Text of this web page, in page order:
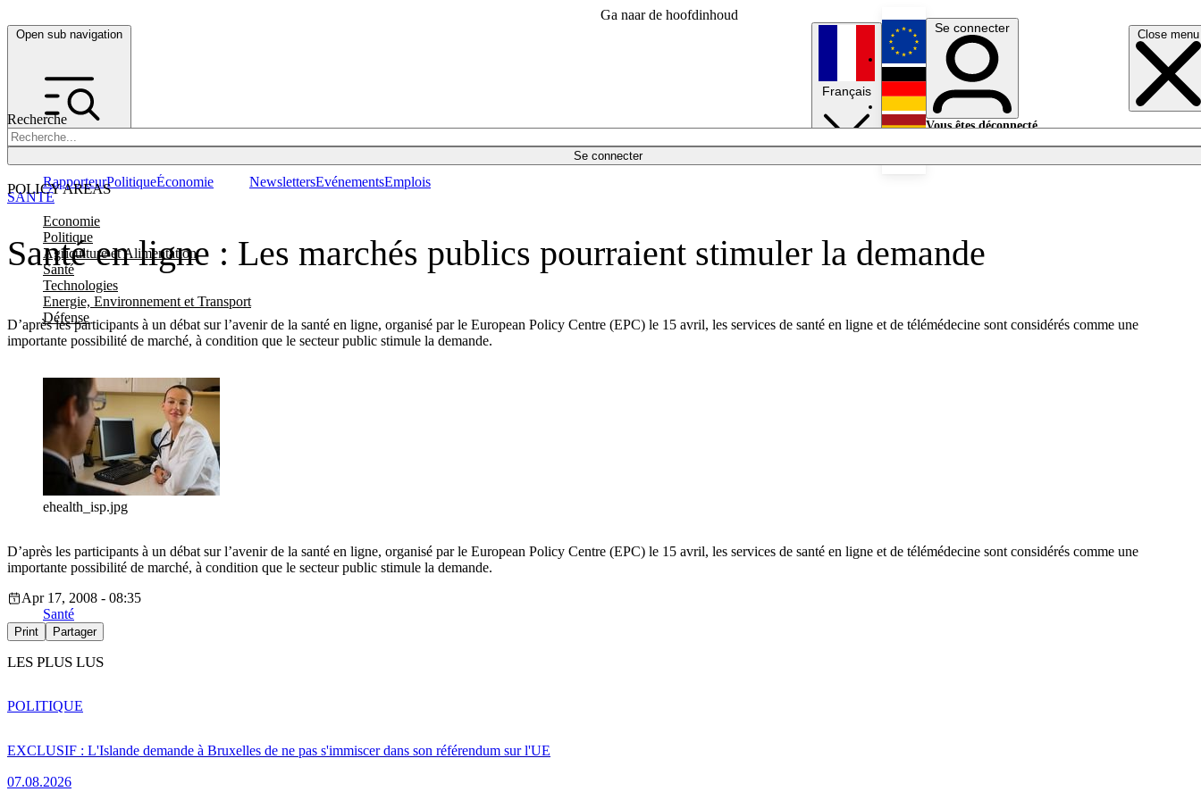
Ga naar de hoofdinhoud
Open sub navigation Close menu
Recherche
Se connecter
POLICY AREAS
Economie
Politique
Agriculture et Alimentation
Santé
Technologies
Energie, Environnement et Transport
Défense
RapporteurPolitiqueÉconomie NewslettersEvénementsEmplois
Français
English
Deutsch
Se connecter
Vous êtes déconnecté.
Santé en ligne : Les marchés publics pourraient stimuler la demande
D’après les participants à un débat sur l’avenir de la santé en ligne, organisé par le European Policy Centre (EPC) le 15 avril, les services de santé en ligne et de télémédecine sont considérés comme une
importante possibilité de marché, à condition que le secteur public stimule la demande.
SANTÉ
ehealth_isp.jpg
D’après les participants à un débat sur l’avenir de la santé en ligne, organisé par le European Policy Centre (EPC) le 15 avril, les services de santé en ligne et de télémédecine sont considérés comme une
importante possibilité de marché, à condition que le secteur public stimule la demande.
Apr 17, 2008 - 08:35
Santé
Print Partager
LES PLUS LUS
EXCLUSIF : L'Islande demande à Bruxelles de ne pas s'immiscer dans son référendum sur l'UE
07.08.2026
POLITIQUE